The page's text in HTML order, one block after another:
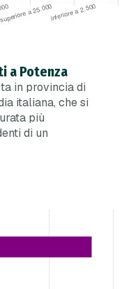
a Potenza
in provincia di
italiana, che si
più
di un